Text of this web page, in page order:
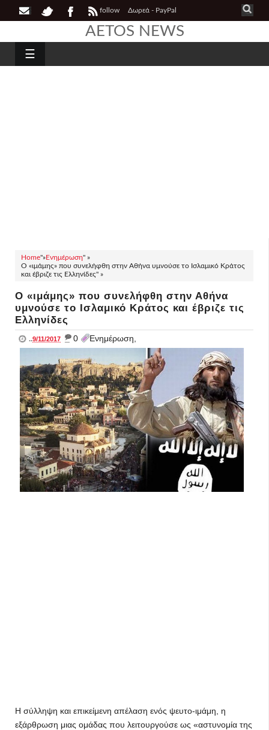
follow Δωρεά - PayPal
AETOS NEWS
☰
Home"»Ενημέρωση" »
Ο «ιμάμης» που συνελήφθη στην Αθήνα υμνούσε το Ισλαμικό Κράτος
και έβριζε τις Ελληνίδες" »
Ο «ιμάμης» που συνελήφθη στην Αθήνα
υμνούσε το Ισλαμικό Κράτος και έβριζε τις
Ελληνίδες
..9/11/2017 _ 0 Ενημέρωση,
Η σύλληψη και επικείμενη απέλαση ενός ψευτο-ιμάμη, η
εξάρθρωση μιας ομάδας που λειτουργούσε ως «αστυνομία της